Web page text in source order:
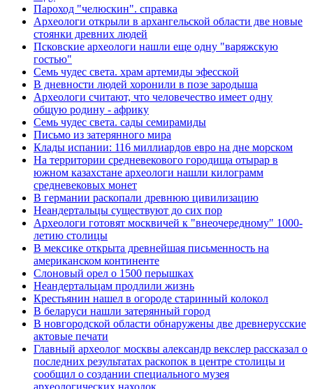
Пароход "челюскин". справка
Археологи открыли в архангельской области две новые
стоянки древних людей
Псковские археологи нашли еще одну "варяжскую
гостью"
Семь чудес света. храм артемиды эфесской
В дневности людей хоронили в позе зародыша
Археологи считают, что человечество имеет одну
общую родину - африку
Семь чудес света. сады семирамиды
Письмо из затерянного мира
Клады испании: 116 миллиардов евро на дне морском
На территории средневекового городища отырар в
южном казахстане археологи нашли килограмм
средневековых монет
В германии раскопали древнюю цивилизацию
Неандертальцы существуют до сих пор
Археологи готовят москвичей к "внеочередному" 1000-
летию столицы
В мексике открыта древнейшая письменность на
американском континенте
Слоновый орел о 1500 перышках
Неандертальцам продлили жизнь
Крестьянин нашел в огороде старинный колокол
В беларуси нашли затерянный город
В новгородской области обнаружены две древнерусские
актовые печати
Главный археолог москвы александр векслер рассказал о
последних результатах раскопок в центре столицы и
сообщил о создании специального музея
археологических находок